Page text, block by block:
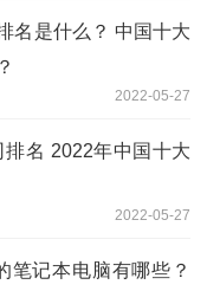
名是什么？ 中国十大
2022-05-27
名 2022年中国十大
2022-05-27
笔记本电脑有哪些？